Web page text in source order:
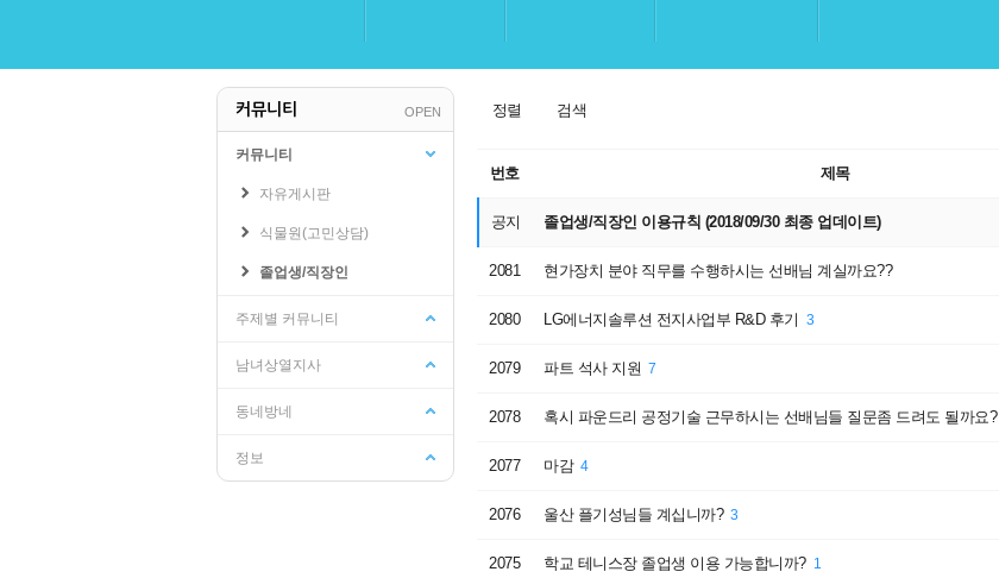
공지사항
FAQ(자주묻는질문)
학교관련
인터넷증명발급
학생지원시스템
수강신청/성적
성적조회
수강편람
취업
이러닝(공무원강좌 등)
시설이용
e-Book
커뮤니티 OPEN
커뮤니티
자유게시판
식물원(고민상담)
졸업생/직장인
주제별 커뮤니티
남녀상열지사
동네방네
정보
정렬 검색
번호 제목
공지 졸업생/직장인 이용규칙 (2018/09/30 최종 업데이트)
2081 현가장치 분야 직무를 수행하시는 선배님 계실까요??
2080 LG에너지솔루션 전지사업부 R&D 후기 3
2079 파트 석사 지원 7
2078 혹시 파운드리 공정기술 근무하시는 선배님들 질문좀 드려도 될까요?
2077 마감 4
2076 울산 플기성님들 계십니까? 3
2075 학교 테니스장 졸업생 이용 가능합니까? 1